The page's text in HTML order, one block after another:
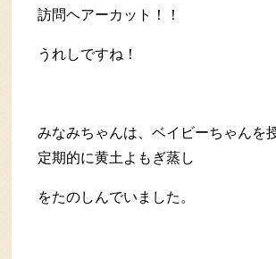
訪問ヘアーカット！！
うれしですね！
みなみちゃんは、ベイビーちゃんを
定期的に黄土よもぎ蒸し
をたのしんでいました。